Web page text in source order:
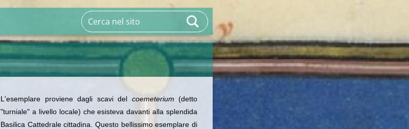
L'esemplare proviene dagli scavi del coemeterium (detto
"turniale" a livello locale) che esisteva davanti alla splendida
Basilica Cattedrale cittadina. Questo bellissimo esemplare di